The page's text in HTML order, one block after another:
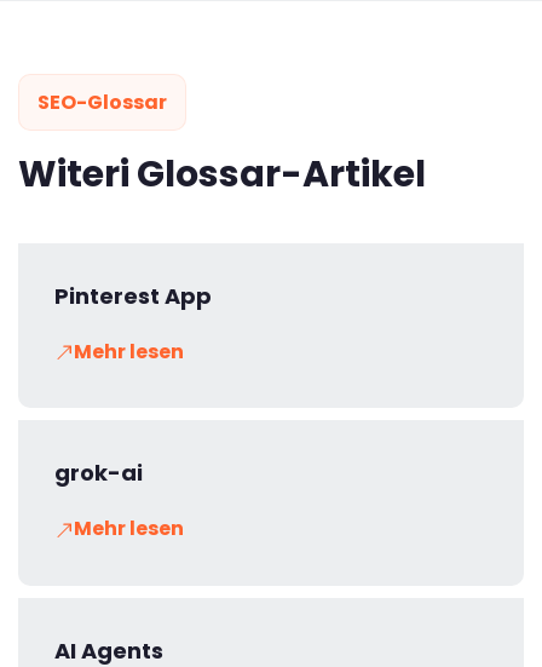
SEO-Glossar
Witeri Glossar-Artikel
Pinterest App
Mehr lesen
grok-ai
Mehr lesen
AI Agents